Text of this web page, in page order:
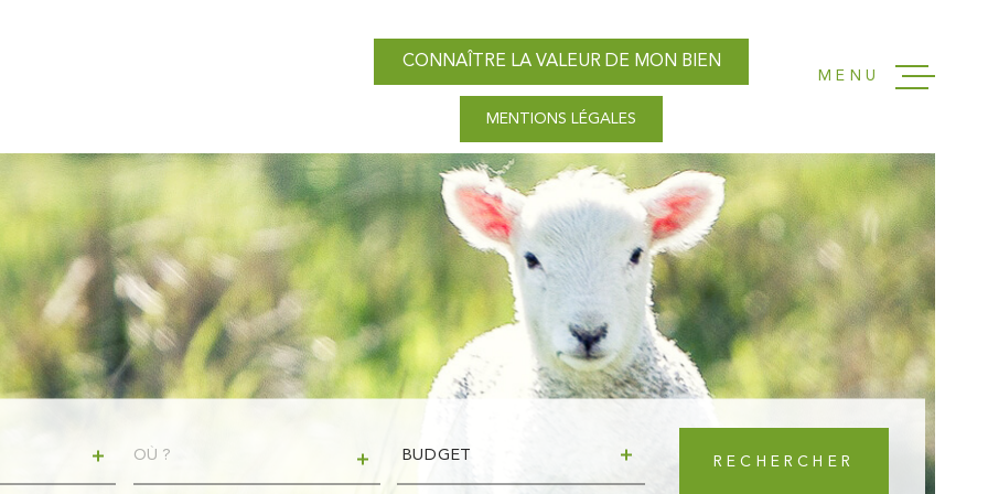
NOS
VENTES
LOCATIONS
GESTION
MENU
CONNAÎTRE LA VALEUR DE MON BIEN
MENTIONS LÉGALES
BUDGET
RECHERCHER